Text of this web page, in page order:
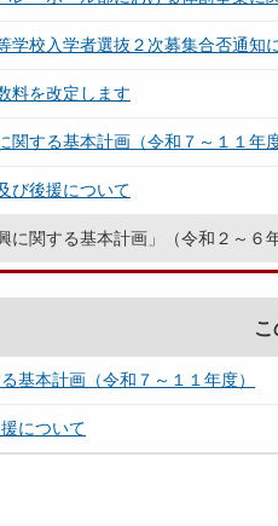
学校入学者選抜２次募集合否通知
料を改定します
関する基本計画（令和７～１１年度
び後援について
に関する基本計画」（令和２～６
基本計画（令和７～１１年度）
について